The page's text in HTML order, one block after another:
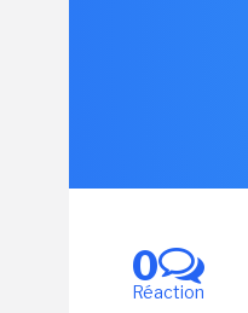
0
Réaction